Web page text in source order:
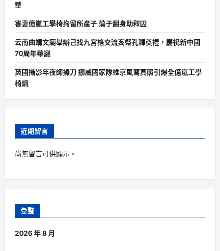
華
害妻億嵐工學椅拘留所產子 蕩子翻身助釋囚
云南曲靖文廟舉辦己找九宮格交流亥祭孔釋奠禮，慶祝新中國
70周年華誕
英國攝影年夜師操刀 挪威國家隊維京風寫真照引爆全億嵐工學
椅網
近期留言
尚無留言可供顯示。
彙整
2026 年 8 月